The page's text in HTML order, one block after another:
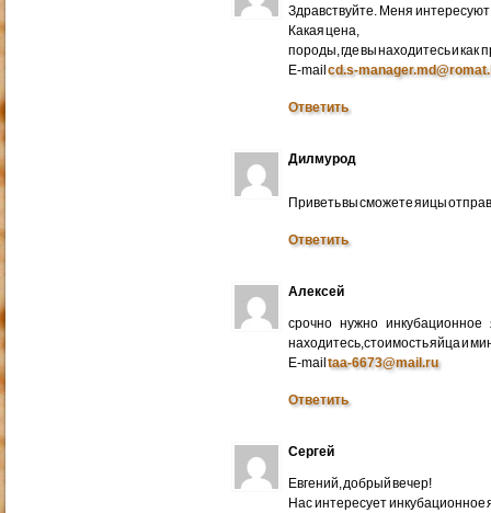
Здравствуйте. Меня
Какая цена,
породы, где вы находитесь и как
E-mailcd.s-
Ответить
Дилмурод
Приветь вы сможете яицы
Ответить
Алексей
срочно нужно
находитесь,стоимость яйца и
E-mailtaa-6673@mail.ru
Ответить
Сергей
Евгений, добрый вечер!
Нас интересует инкубационное